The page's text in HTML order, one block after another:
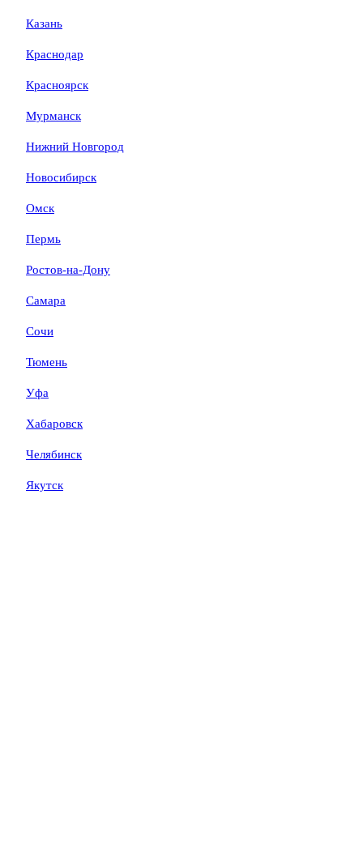
Казань
Краснодар
Красноярск
Мурманск
Нижний Новгород
Новосибирск
Омск
Пермь
Ростов-на-Дону
Самара
Сочи
Тюмень
Уфа
Хабаровск
Челябинск
Якутск